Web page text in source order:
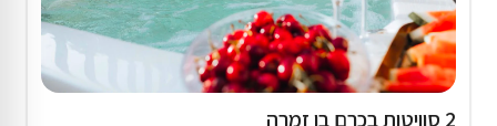
2 סוויטות בכרם בן זמרה